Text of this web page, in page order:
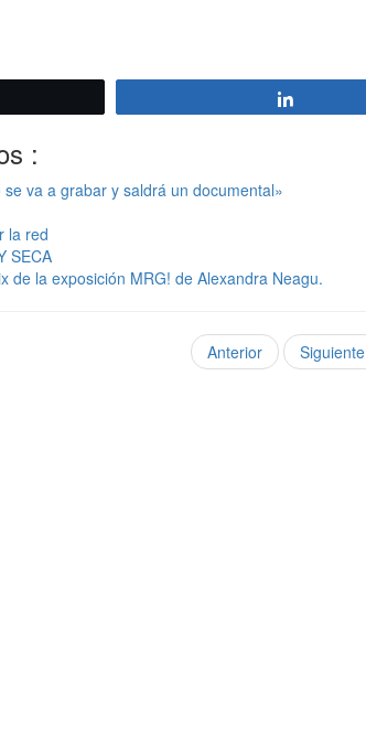
:
va a grabar y saldrá un documental»
la red
SECA
de la exposición MRG! de Alexandra Neagu.
Anterior Siguiente